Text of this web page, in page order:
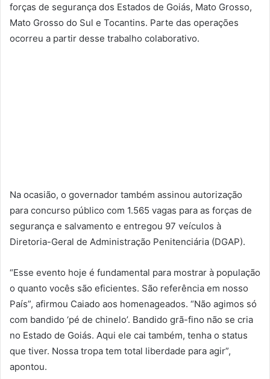
forças de segurança dos Estados de Goiás, Mato Grosso,
Mato Grosso do Sul e Tocantins. Parte das operações
ocorreu a partir desse trabalho colaborativo.
Na ocasião, o governador também assinou autorização
para concurso público com 1.565 vagas para as forças de
segurança e salvamento e entregou 97 veículos à
Diretoria-Geral de Administração Penitenciária (DGAP).
“Esse evento hoje é fundamental para mostrar à população
o quanto vocês são eficientes. São referência em nosso
País”, afirmou Caiado aos homenageados. “Não agimos só
com bandido ‘pé de chinelo’. Bandido grã-fino não se cria
no Estado de Goiás. Aqui ele cai também, tenha o status
que tiver. Nossa tropa tem total liberdade para agir”,
apontou.